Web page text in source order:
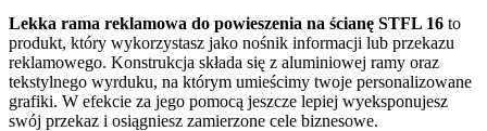
Lekka rama reklamowa do powieszenia na ścianę STFL 16 to
produkt, który wykorzystasz jako nośnik informacji lub przekazu
reklamowego. Konstrukcja składa się z aluminiowej ramy oraz
tekstylnego wyrduku, na którym umieścimy twoje personalizowane
grafiki. W efekcie za jego pomocą jeszcze lepiej wyeksponujesz
swój przekaz i osiągniesz zamierzone cele biznesowe.